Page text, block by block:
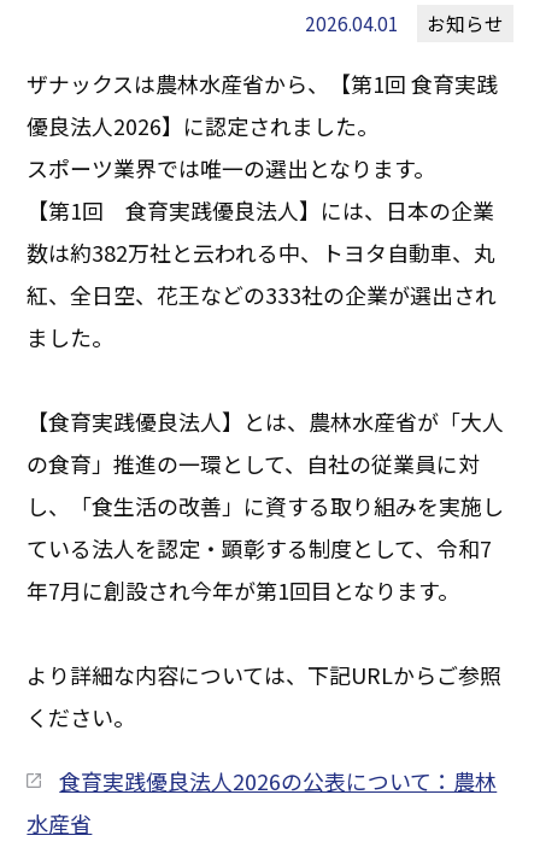
2026.04.01 お知らせ
ザナックスは農林水産省から、【第1回 食育実践
優良法人2026】に認定されました。
スポーツ業界では唯一の選出となります。
【第1回 食育実践優良法人】には、日本の企業
数は約382万社と云われる中、トヨタ自動車、丸
紅、全日空、花王などの333社の企業が選出され
ました。
【食育実践優良法人】とは、農林水産省が「大人
の食育」推進の一環として、自社の従業員に対
し、「食生活の改善」に資する取り組みを実施し
ている法人を認定・顕彰する制度として、令和7
年7月に創設され今年が第1回目となります。
より詳細な内容については、下記URLからご参照
ください。
食育実践優良法人2026の公表について：農林
水産省